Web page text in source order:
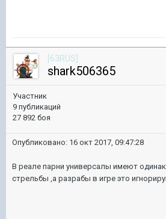
[63RUS]
shark506365
Участник
9 публикаций
27 892 боя
Опубликовано: 16 окт 2017, 09:47:28
В реале парни универсалы имеют
стрельбы ,а разрабы в игре это